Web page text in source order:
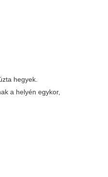
hegyek.
a helyén egykor,